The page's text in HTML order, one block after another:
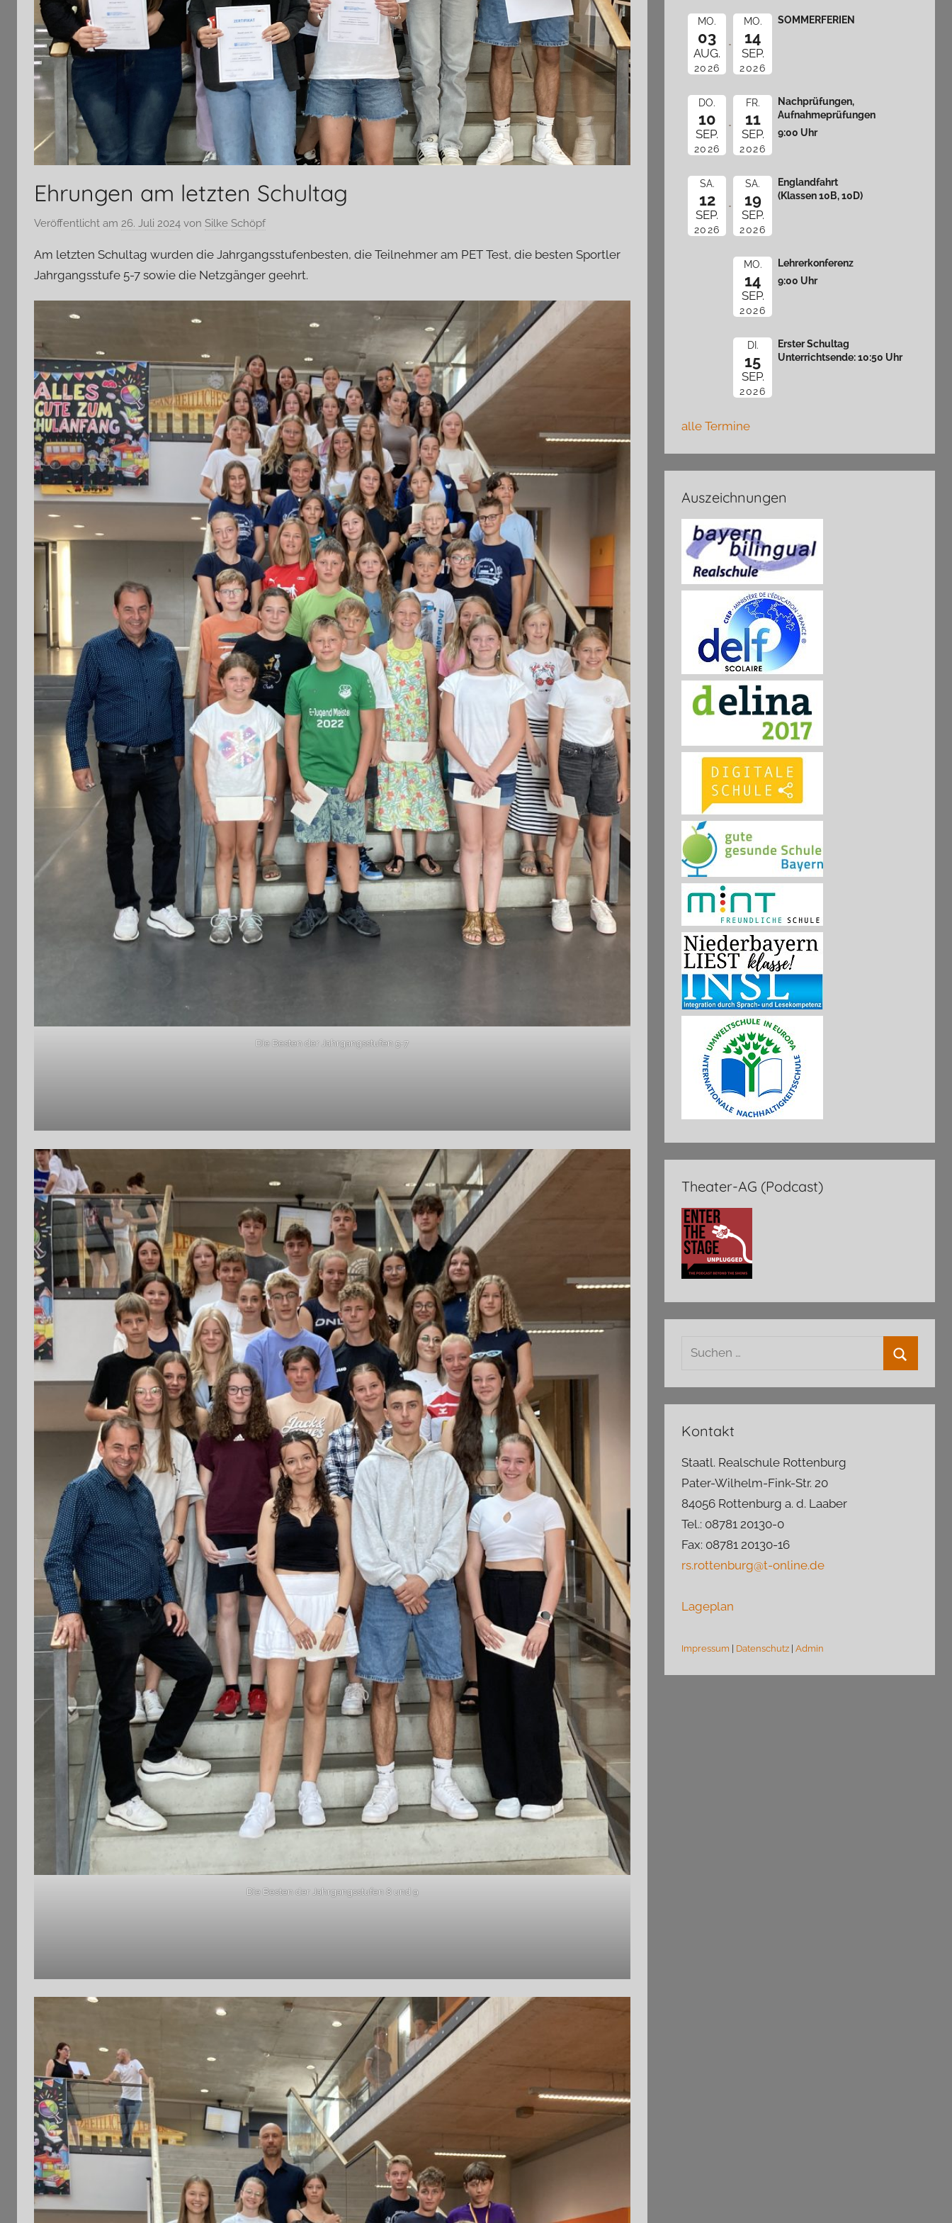
Ehrungen am letzten Schultag
Veröffentlicht am 26. Juli 2024 von Silke Schöpf
Am letzten Schultag wurden die Jahrgangsstufenbesten, die Teilnehmer am PET Test, die besten Sportler
Jahrgangsstufe 5-7 sowie die Netzgänger geehrt.
Die Besten der Jahrgangsstufen 5-7
Die Besten der Jahrgangsstufen 8 und 9
MO.
03
AUG.
2026
MO.
14
SEP.
2026
SOMMERFERIEN
DO.
10
SEP.
2026
FR.
11
SEP.
2026
Nachprüfungen,
Aufnahmeprüfungen
9:00 Uhr
SA.
12
SEP.
2026
SA.
19
SEP.
2026
Englandfahrt
(Klassen 10B, 10D)
MO.
14
SEP.
2026
Lehrerkonferenz
9:00 Uhr
DI.
15
SEP.
2026
Erster Schultag
Unterrichtsende: 10:50 Uhr
alle Termine
Auszeichnungen
Theater-AG (Podcast)
Suchen
Kontakt
Staatl. Realschule Rottenburg
Pater-Wilhelm-Fink-Str. 20
84056 Rottenburg a. d. Laaber
Tel.: 08781 20130-0
Fax: 08781 20130-16
rs.rottenburg@t-online.de
Lageplan
Impressum Datenschutz |Admin